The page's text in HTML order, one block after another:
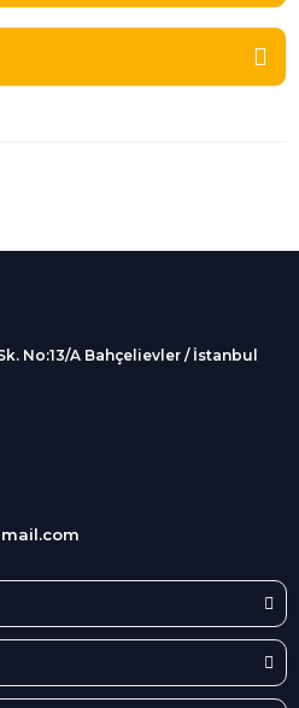
No:13/A Bahçelievler / İstanbul